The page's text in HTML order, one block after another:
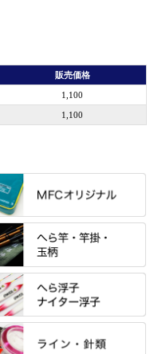
販売価格
1,100
1,100
て
（みやび）」シリーズ・エ
ＰＬＵＳシリーズ
トラント・ＳＰＷシリーズ
ールクロコダイルシリーズ
て
ノ
ワ
て